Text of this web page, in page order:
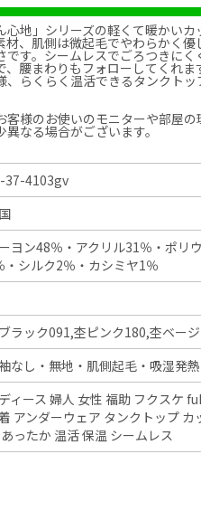
心地」シリーズの軽くて暖かい
材、肌側は微起毛でやわらかく
です。シームレスでごろつきに
、腰まわりもフォローしてくれま
、らくらく温活できるタンクトッ
様のお使いのモニターや部屋の
異なる場合がございます。
37-4103gv
ヨン48％・アクリル31％・ポリ
・シルク2％・カシミヤ1％
ラック091,杢ピンク180,杢ベー
なし・無地・肌側起毛・吸湿発
ィース 婦人 女性 福助 フクスケ
アンダーウェア タンクトップ カ
ったか 温活 保温 シームレス